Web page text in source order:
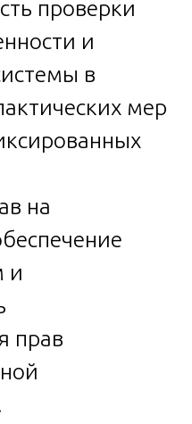
проверки
и
в
мер
на
и
прав